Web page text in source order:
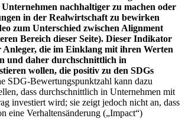
nachhaltiger zu machen oder
in der Realwirtschaft zu bewirken
zum Unterschied zwischen Alignment
Bereich dieser Seite). Dieser Indikator
Anleger, die im Einklang mit ihren Werten
und daher durchschnittlich in
wollen, die positiv zu den SDGs
SDG-Bewertungspunktzahl kann dazu
dass durchschnittlich in Unternehmen mit
investiert wird; sie zeigt jedoch nicht an, dass
eine Verhaltensänderung („Impact“)